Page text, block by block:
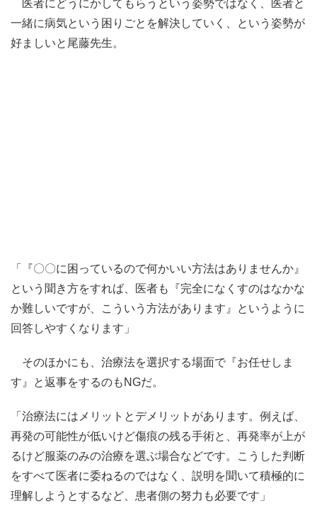
医者にどうにかしてもらうという姿勢ではなく、医者と
一緒に病気という困りごとを解決していく、という姿勢が
好ましいと尾藤先生。
「『〇〇に困っているので何かいい方法はありませんか』
という聞き方をすれば、医者も『完全になくすのはなかな
か難しいですが、こういう方法があります』というように
回答しやすくなります」
そのほかにも、治療法を選択する場面で『お任せしま
す』と返事をするのもNGだ。
「治療法にはメリットとデメリットがあります。例えば、
再発の可能性が低いけど傷痕の残る手術と、再発率が上が
るけど服薬のみの治療を選ぶ場合などです。こうした判断
をすべて医者に委ねるのではなく、説明を聞いて積極的に
理解しようとするなど、患者側の努力も必要です」